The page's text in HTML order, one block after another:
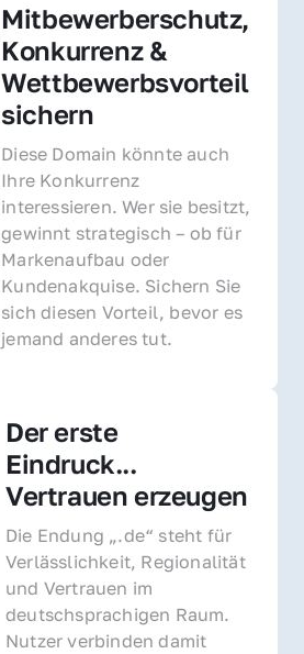
Mitbewerberschutz,
Konkurrenz &
Wettbewerbsvorteil
sichern
Diese Domain könnte auch
Ihre Konkurrenz
interessieren. Wer sie besitzt,
gewinnt strategisch – ob für
Markenaufbau oder
Kundenakquise. Sichern Sie
sich diesen Vorteil, bevor es
jemand anderes tut.
Der erste
Eindruck...
Vertrauen erzeugen
Die Endung „.de“ steht für
Verlässlichkeit, Regionalität
und Vertrauen im
deutschsprachigen Raum.
Nutzer verbinden damit